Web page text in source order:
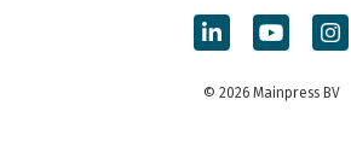
© 2026 Mainpress BV